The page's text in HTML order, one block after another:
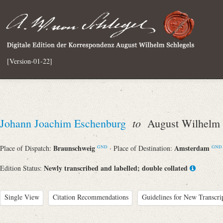
[Version-01-22]
Johann Joachim Eschenburg to August Wilhelm
Place of Dispatch: Braunschweig GND · Place of Destination:Amsterdam GND
Edition Status: Newly transcribed and labelled; double collated
Single View Citation Recommendations Guidelines for New